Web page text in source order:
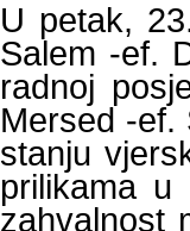
U petak,
Salem -ef.
radnoj
Mersed -ef.
stanju
prilikama u
zahvalnost